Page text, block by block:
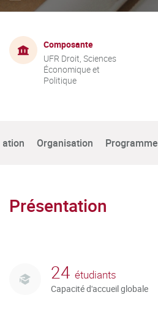
Composante
UFR Droit, Sciences
Économique et
Politique
Organisation Programme
Présentation
24 étudiants
Capacité d'accueil globale